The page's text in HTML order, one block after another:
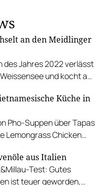
an den Meidlinger
des Jahres 2022 verlässt
und kocht ab
Küche in
Pho-Suppen über Tapas
Lemongrass Chicken
Cocktails.aus Italien
Test: Gutes
ist teuer geworden,